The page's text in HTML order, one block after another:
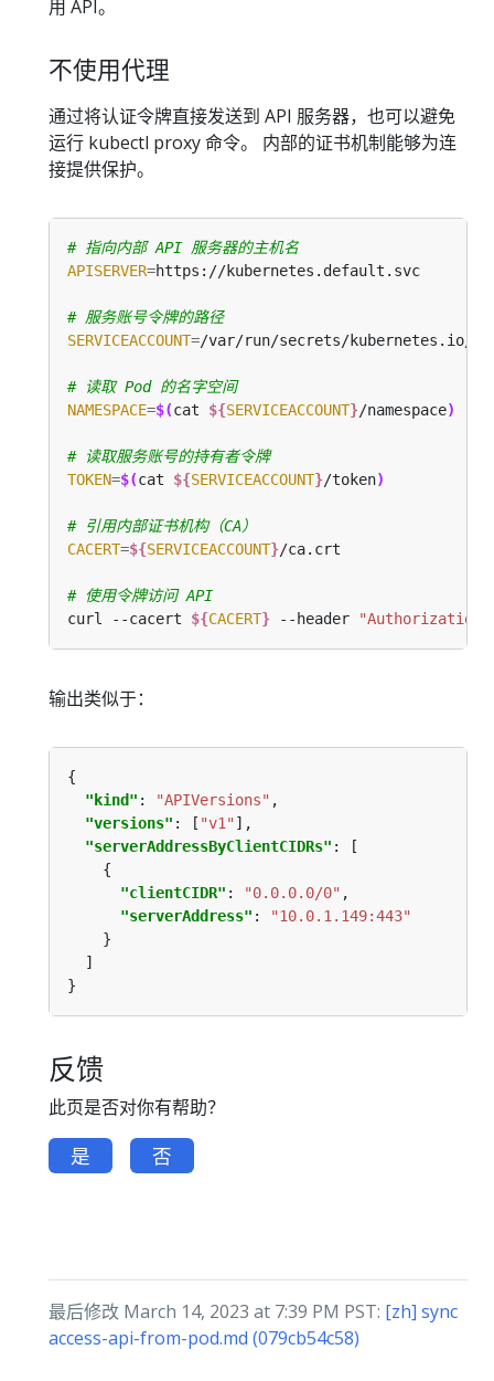
用 API。
不使用代理
通过将认证令牌直接发送到 API 服务器，也可以避免
运行 kubectl proxy 命令。 内部的证书机制能够为连
接提供保护。
# 指向内部 API 服务器的主机名
APISERVER=
# 服务账号令牌的路径
SERVICEACCOUNT=
# 读取 Pod 的名字空间
NAMESPACE=$(cat ${SERVICEACCOUNT}/namespace)
# 读取服务账号的持有者令牌
TOKEN=$(cat ${SERVICEACCOUNT}/token)
# 引用内部证书机构（CA）
CACERT=${SERVICEACCOUNT}
# 使用令牌访问 API
curl --cacert ${CACERT} --header
输出类似于：
"kind" : "APIVersions"
"versions" : [ "v1"
"serverAddressByClientCIDRs"
"clientCIDR" : "0.0.0.0/0"
"serverAddress" :
"10.0.1.149:443"
反馈
此页是否对你有帮助？
是 否
最后修改 March 14, 2023 at 7:39 PM PST: [zh] sync
access-api-from-pod.md (079cb54c58)